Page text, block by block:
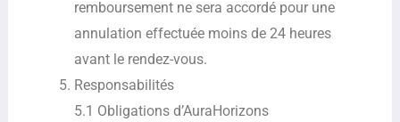
remboursement ne sera accordé pour une
annulation effectuée moins de 24 heures
avant le rendez-vous.
Responsabilités
5.1 Obligations d’AuraHorizons